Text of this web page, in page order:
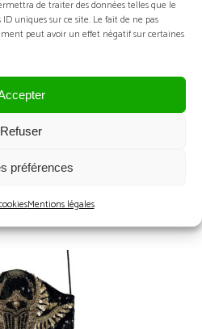
de traiter des données telles que le
uniques sur ce site. Le fait de ne pas
peut avoir un effet négatif sur certaines
Refuser
préférences
Mentions légales
ÊTRE AUSSI…
EMERAUDE – BROCHE